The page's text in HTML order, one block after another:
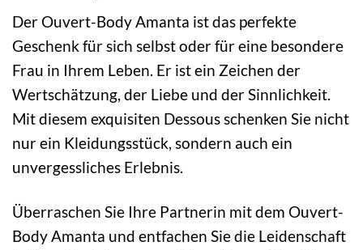
Der Ouvert-Body Amanta ist das perfekte
Geschenk für sich selbst oder für eine besondere
Frau in Ihrem Leben. Er ist ein Zeichen der
Wertschätzung, der Liebe und der Sinnlichkeit.
Mit diesem exquisiten Dessous schenken Sie nicht
nur ein Kleidungsstück, sondern auch ein
unvergessliches Erlebnis.
Überraschen Sie Ihre Partnerin mit dem Ouvert-
Body Amanta und entfachen Sie die Leidenschaft